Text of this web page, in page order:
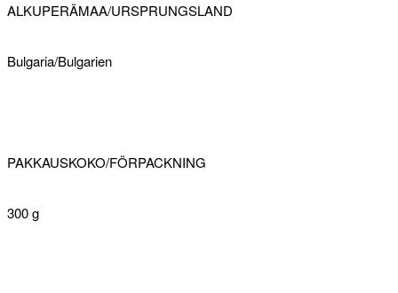
ALKUPERÄMAA/URSPRUNGSLAND
Bulgaria/Bulgarien
PAKKAUSKOKO/FÖRPACKNING
300 g